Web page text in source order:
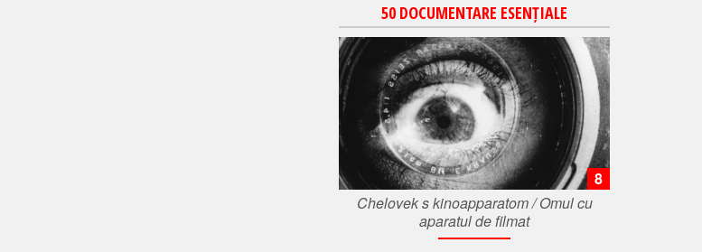
50 DOCUMENTARE ESENȚIALE
Chelovek s kinoapparatom / Omul cu
aparatul de filmat
8